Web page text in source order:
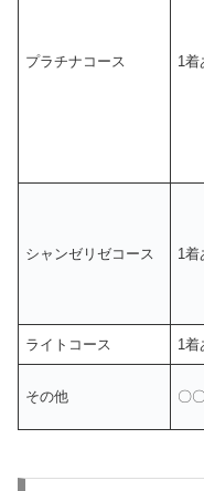
プラチナコース 1着
シャンゼリゼコース 1着
ライトコース 1着
その他 〇